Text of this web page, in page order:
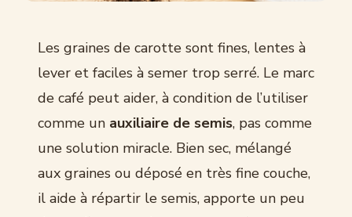
Les graines de carotte sont fines, lentes à
lever et faciles à semer trop serré. Le marc
de café peut aider, à condition de l’utiliser
comme un auxiliaire de semis, pas comme
une solution miracle. Bien sec, mélangé
aux graines ou déposé en très fine couche,
il aide à répartir le semis, apporte un peu